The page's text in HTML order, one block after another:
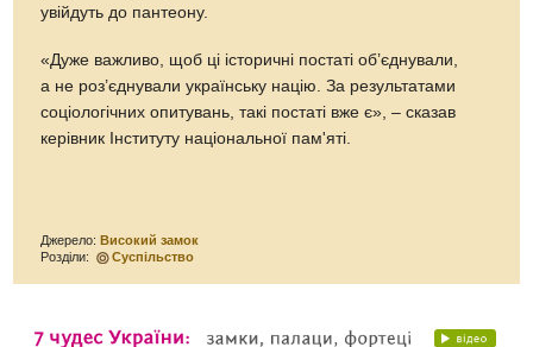
увійдуть до пантеону.
«Дуже важливо, щоб ці історичні постаті об’єднували,
а не роз’єднували українську націю. За результатами
соціологічних опитувань, такі постаті вже є», – сказав
керівник Інституту національної пам'яті.
Джерело:Високий замок
Розділи:
Суспільство